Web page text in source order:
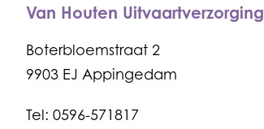
Van Houten Uitvaartverzorging
Boterbloemstraat 2
9903 EJ Appingedam
Tel: 0596-571817